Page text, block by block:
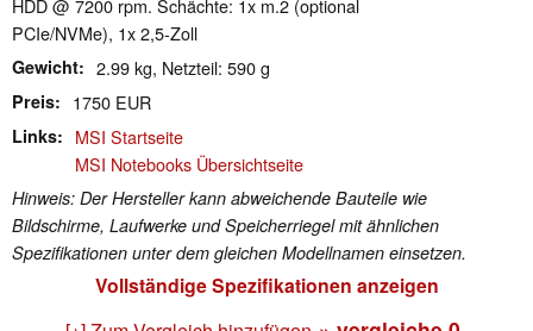
HDD @ 7200 rpm. Schächte: 1x m.2 (optional
PCIe/NVMe), 1x 2,5-Zoll
Gewicht 2.99 kg, Netzteil: 590 g
Preis 1750 EUR
Links
MSI Startseite
MSI Notebooks Übersichtseite
Hinweis: Der Hersteller kann abweichende Bauteile wie
Bildschirme, Laufwerke und Speicherriegel mit ähnlichen
Spezifikationen unter dem gleichen Modellnamen einsetzen.
Vollständige Spezifikationen anzeigen